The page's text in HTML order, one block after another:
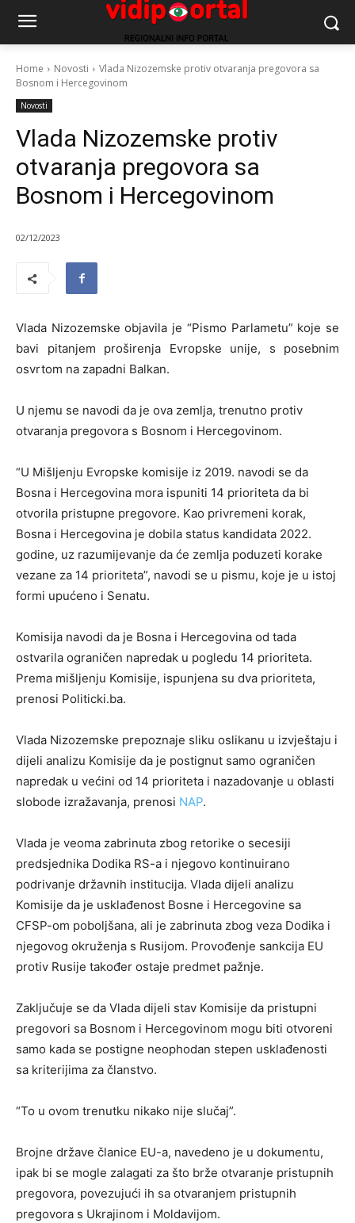
Home Novosti
Vlada Nizozemske protiv otvaranja pregovora sa
Bosnom i Hercegovinom
Novosti
Vlada Nizozemske protiv
otvaranja pregovora sa
Bosnom i Hercegovinom
02/12/2023
Vlada Nizozemske objavila je “Pismo Parlametu” koje se
bavi pitanjem proširenja Evropske unije, s posebnim
osvrtom na zapadni Balkan.
U njemu se navodi da je ova zemlja, trenutno protiv
otvaranja pregovora s Bosnom i Hercegovinom.
“U Mišljenju Evropske komisije iz 2019. navodi se da
Bosna i Hercegovina mora ispuniti 14 prioriteta da bi
otvorila pristupne pregovore. Kao privremeni korak,
Bosna i Hercegovina je dobila status kandidata 2022.
godine, uz razumijevanje da će zemlja poduzeti korake
vezane za 14 prioriteta”, navodi se u pismu, koje je u istoj
formi upućeno i Senatu.
Komisija navodi da je Bosna i Hercegovina od tada
ostvarila ograničen napredak u pogledu 14 prioriteta.
Prema mišljenju Komisije, ispunjena su dva prioriteta,
prenosi Politicki.ba.
Vlada Nizozemske prepoznaje sliku oslikanu u izvještaju i
dijeli analizu Komisije da je postignut samo ograničen
napredak u većini od 14 prioriteta i nazadovanje u oblasti
slobode izražavanja, prenosi NAP.
Vlada je veoma zabrinuta zbog retorike o secesiji
predsjednika Dodika RS-a i njegovo kontinuirano
podrivanje državnih institucija. Vlada dijeli analizu
Komisije da je usklađenost Bosne i Hercegovine sa
CFSP-om poboljšana, ali je zabrinuta zbog veza Dodika i
njegovog okruženja s Rusijom. Provođenje sankcija EU
protiv Rusije također ostaje predmet pažnje.
Zaključuje se da Vlada dijeli stav Komisije da pristupni
pregovori sa Bosnom i Hercegovinom mogu biti otvoreni
samo kada se postigne neophodan stepen usklađenosti
sa kriterijima za članstvo.
“To u ovom trenutku nikako nije slučaj”.
Brojne države članice EU-a, navedeno je u dokumentu,
ipak bi se mogle zalagati za što brže otvaranje pristupnih
pregovora, povezujući ih sa otvaranjem pristupnih
pregovora s Ukrajinom i Moldavijom.